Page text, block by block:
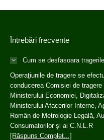
Întrebări frecvente
Cum se desfasoara
Operaţiunile de tragere se
conducerea Comisiei de
Ministerului Economiei,
Ministerului Afacerilor Interne,
Român de Metrologie Legală,
Consumatorilor şi ai C.N.L.R
[Răspuns Complet...]